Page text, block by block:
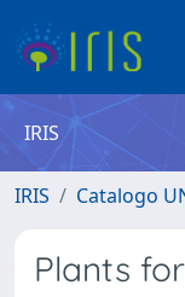
IRIS
IRIS Catalogo
Plants